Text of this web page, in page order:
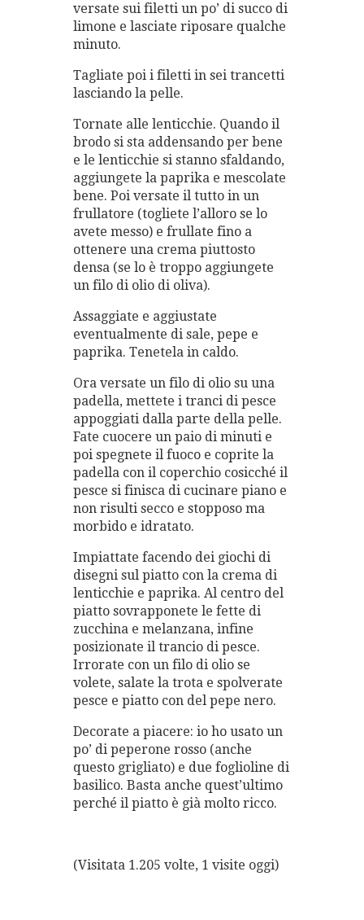
versate sui filetti un po’ di succo di
limone e lasciate riposare qualche
minuto.
Tagliate poi i filetti in sei trancetti
lasciando la pelle.
Tornate alle lenticchie. Quando il
brodo si sta addensando per bene
e le lenticchie si stanno sfaldando,
aggiungete la paprika e mescolate
bene. Poi versate il tutto in un
frullatore (togliete l’alloro se lo
avete messo) e frullate fino a
ottenere una crema piuttosto
densa (se lo è troppo aggiungete
un filo di olio di oliva).
Assaggiate e aggiustate
eventualmente di sale, pepe e
paprika. Tenetela in caldo.
Ora versate un filo di olio su una
padella, mettete i tranci di pesce
appoggiati dalla parte della pelle.
Fate cuocere un paio di minuti e
poi spegnete il fuoco e coprite la
padella con il coperchio cosicché il
pesce si finisca di cucinare piano e
non risulti secco e stopposo ma
morbido e idratato.
Impiattate facendo dei giochi di
disegni sul piatto con la crema di
lenticchie e paprika. Al centro del
piatto sovrapponete le fette di
zucchina e melanzana, infine
posizionate il trancio di pesce.
Irrorate con un filo di olio se
volete, salate la trota e spolverate
pesce e piatto con del pepe nero.
Decorate a piacere: io ho usato un
po’ di peperone rosso (anche
questo grigliato) e due foglioline di
basilico. Basta anche quest’ultimo
perché il piatto è già molto ricco.
(Visitata 1.205 volte, 1 visite oggi)